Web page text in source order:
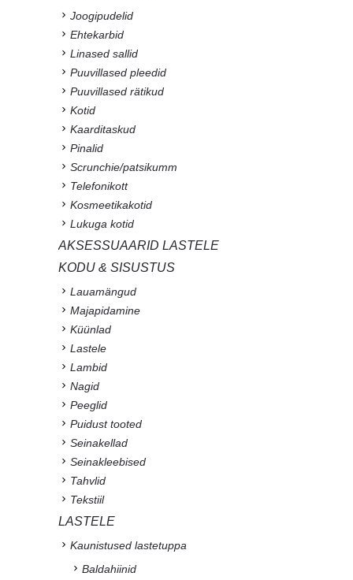
Joogipudelid
Ehtekarbid
Linased sallid
Puuvillased pleedid
Puuvillased rätikud
Kotid
Kaarditaskud
Pinalid
Scrunchie/patsikumm
Telefonikott
Kosmeetikakotid
Lukuga kotid
AKSESSUAARID LASTELE
KODU & SISUSTUS
Lauamängud
Majapidamine
Küünlad
Lastele
Lambid
Nagid
Peeglid
Puidust tooted
Seinakellad
Seinakleebised
Tahvlid
Tekstiil
LASTELE
Kaunistused lastetuppa
Baldahiinid